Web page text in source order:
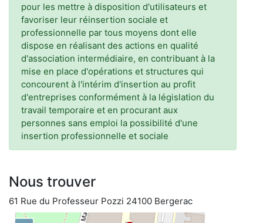
pour les mettre à disposition d'utilisateurs et
favoriser leur réinsertion sociale et
professionnelle par tous moyens dont elle
dispose en réalisant des actions en qualité
d'association intermédiaire, en contribuant à la
mise en place d'opérations et structures qui
concourent à l'intérim d'insertion au profit
d'entreprises conformément à la législation du
travail temporaire et en procurant aux
personnes sans emploi la possibilité d'une
insertion professionnelle et sociale
Nous trouver
61 Rue du Professeur Pozzi 24100 Bergerac